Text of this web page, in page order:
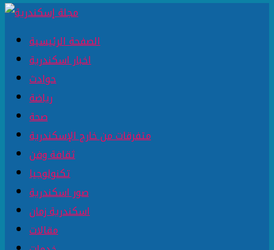
الصفحة الرئيسية
اخبار اسكندرية
حوادث
رياضة
صحة
متفرقات من خارج الإسكندرية
ثقافة وفن
تكنولوجيا
صور اسكندرية
اسكندرية زمان
مقالات